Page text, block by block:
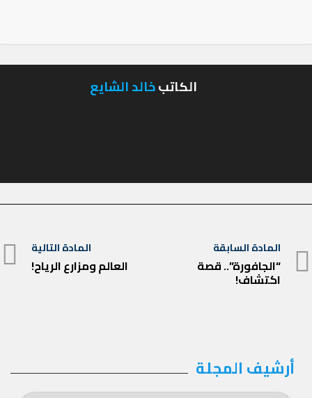
الكاتبخالد الشايع
تصفّح
المقالات
المادة السابقة
المادة
السابقة
“الجافورة”.. قصة
اكتشاف!
المادة التالية
المادة العالم ومزارع الرياح!
أرشيف المجلة
المجلة